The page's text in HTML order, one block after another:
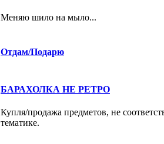
Меняю шило на мыло...
Отдам/Подарю
БАРАХОЛКА НЕ РЕТРО
Купля/продажа предметов, не
тематике.